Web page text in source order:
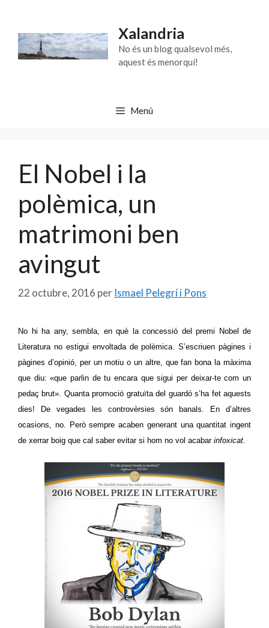
contingut
Xalandria
No és un blog qualsevol més,
aquest és menorquí!
Menú
El Nobel i la
polèmica, un
matrimoni ben
avingut
22 octubre, 2016 per Ismael Pelegrí i Pons
No hi ha any, sembla, en què la concessió del premi Nobel de
Literatura no estigui envoltada de polèmica. S’escriuen pàgines i
pàgines d’opinió, per un motiu o un altre, que fan bona la màxima
que diu: «que parlin de tu encara que sigui per deixar-te com un
pedaç brut». Quanta promoció gratuïta del guardó s’ha fet aquests
dies! De vegades les controvèrsies són banals. En d’altres
ocasions, no. Però sempre acaben generant una quantitat ingent
de xerrar boig que cal saber evitar si hom no vol acabar infoxicat